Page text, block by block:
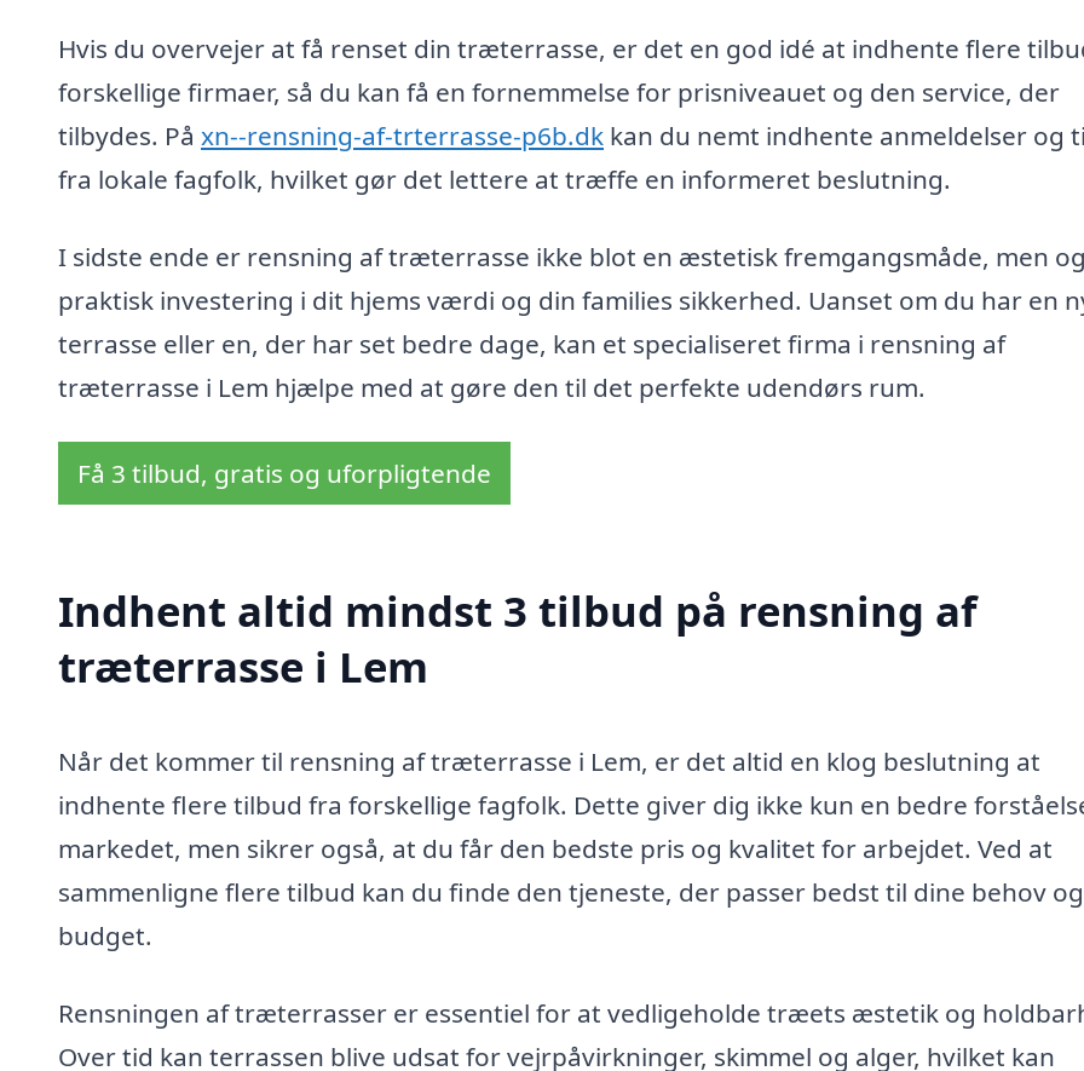
Hvis du overvejer at få renset din træterrasse, er det en god idé at indhente flere
forskellige firmaer, så du kan få en fornemmelse for prisniveauet og den service, der
tilbydes. På xn--rensning-af-trterrasse-p6b.dk kan du nemt indhente anmeldelser og
fra lokale fagfolk, hvilket gør det lettere at træffe en informeret beslutning.
I sidste ende er rensning af træterrasse ikke blot en æstetisk fremgangsmåde, men
praktisk investering i dit hjems værdi og din families sikkerhed. Uanset om du har en
terrasse eller en, der har set bedre dage, kan et specialiseret firma i rensning af
træterrasse i Lem hjælpe med at gøre den til det perfekte udendørs rum.
Få 3 tilbud, gratis og uforpligtende
Indhent altid mindst 3 tilbud på rensning af
træterrasse i Lem
Når det kommer til rensning af træterrasse i Lem, er det altid en klog beslutning at
indhente flere tilbud fra forskellige fagfolk. Dette giver dig ikke kun en bedre
markedet, men sikrer også, at du får den bedste pris og kvalitet for arbejdet. Ved at
sammenligne flere tilbud kan du finde den tjeneste, der passer bedst til dine behov
budget.
Rensningen af træterrasser er essentiel for at vedligeholde træets æstetik og
Over tid kan terrassen blive udsat for vejrpåvirkninger, skimmel og alger, hvilket kan